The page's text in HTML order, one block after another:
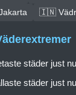
🇮🇳
städer just nu
städer just nu